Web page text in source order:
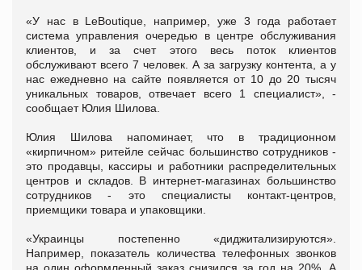
«У нас в LeBoutique, например, уже 3 года работает
система управления очередью в центре обслуживания
клиентов, и за счет этого весь поток клиентов
обслуживают всего 7 человек. А за загрузку контента, а у
нас ежедневно на сайте появляется от 10 до 20 тысяч
уникальных товаров, отвечает всего 1 специалист», -
сообщает Юлия Шилова.
Юлия Шилова напоминает, что в традиционном
«кирпичном» ритейле сейчас большинство сотрудников -
это продавцы, кассиры и работники распределительных
центров и складов. В интернет-магазинах большинство
сотрудников - это специалисты контакт-центров,
приемщики товара и упаковщики.
«Украинцы постепенно «диджитализируются».
Например, показатель количества телефонных звонков